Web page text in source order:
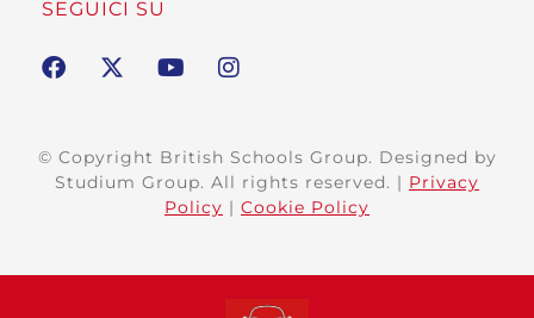
SEGUICI SU
© Copyright British Schools Group. Designed by
Studium Group. All rights reserved. | Privacy
Policy | Cookie Policy